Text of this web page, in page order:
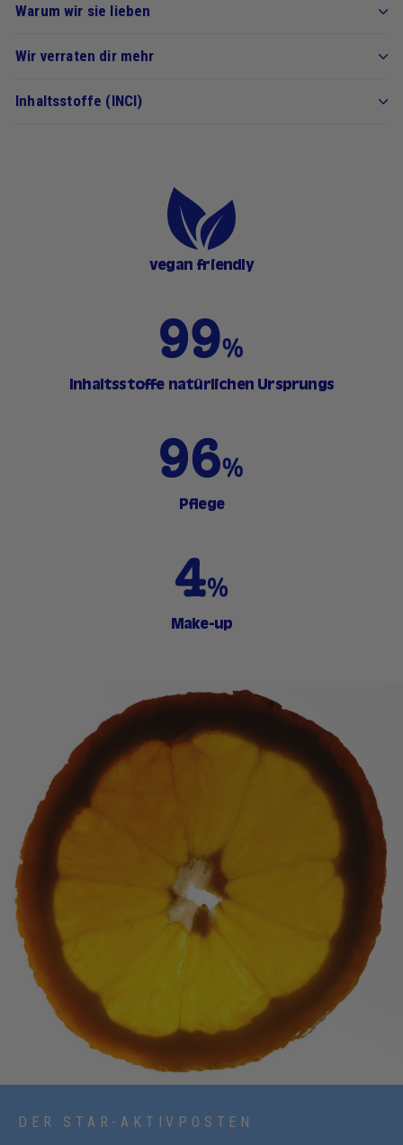
Warum wir sie lieben
Wir verraten dir mehr
Inhaltsstoffe (INCI)
vegan friendly
Inhaltsstoffe natürlichen Ursprungs
Pflege
Make-up
DER STAR-AKTIVPOSTEN